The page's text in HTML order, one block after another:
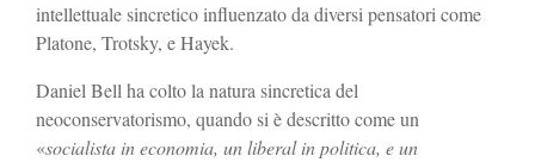
intellettuale sincretico influenzato da diversi pensatori come
Platone, Trotsky, e Hayek.
Daniel Bell ha colto la natura sincretica del
neoconservatorismo, quando si è descritto come un
«socialista in economia, un liberal in politica, e un